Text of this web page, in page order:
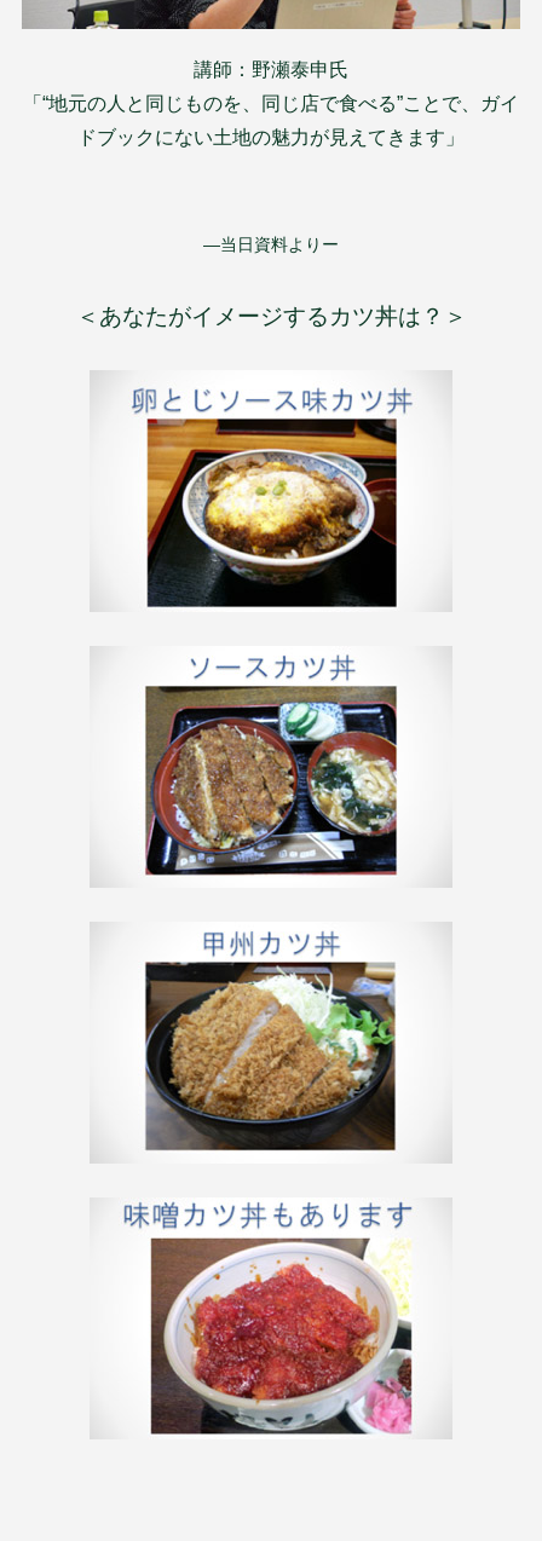
講師：野瀬泰申氏
「“地元の人と同じものを、同じ店で食べる”ことで、ガイ
ドブックにない土地の魅力が見えてきます」
―当日資料よりー
＜あなたがイメージするカツ丼は？＞